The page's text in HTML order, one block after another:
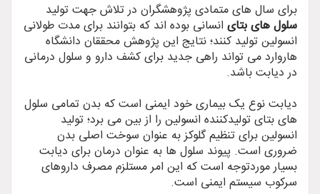
برای سال های متمادی پژوهشگران در تلاش جهت تولید
سلول های بتای انسانی بوده اند که بتوانند برای مدت طولانی
انسولین تولید کنند؛ نتایج این پژوهش محققان دانشگاه
هاروارد می تواند راهی جدید برای کشف دارو و سلول درمانی
در دیابت باشد.
دیابت نوع یک بیماری خود ایمنی است که بدن تمامی سلول
های بتای تولیدکننده انسولین را از بین می برد؛ تولید
انسولین برای تنظیم گلوکز به عنوان سوخت اصلی بدن
ضروری است. پیوند سلول ها به عنوان درمان برای دیابت
بسیار موردتوجه است که این امر مستلزم مصرف داروهای
سرکوب سیستم ایمنی است.